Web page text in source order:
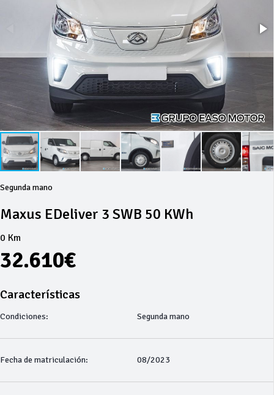
Segunda mano
Maxus EDeliver 3 SWB 50 KWh
0 Km
32.610€
Características
Condiciones: Segunda mano
Fecha de matriculación: 08/2023